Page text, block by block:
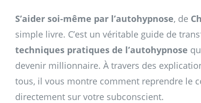
S’aider soi-même par l’autohypnose, de
simple livre. C’est un véritable guide de
techniques pratiques de l’autohypnose
devenir millionnaire. À travers des
tous, il vous montre comment reprendre le
directement sur votre subconscient.